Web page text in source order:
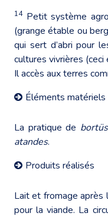
14Petit système
(grange étable ou
qui sert d’abri pour
cultures vivrières
Il accès aux terres
Éléments
La pratique de
atandes.
Produits réalisés
Lait et fromage après
pour la viande. La